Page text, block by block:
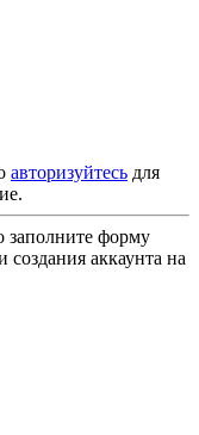
авторизуйтесь для
заполните форму
аккаунта на